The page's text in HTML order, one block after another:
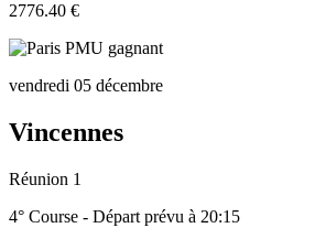
2776.40 €
vendredi 05 décembre
Vincennes
Réunion 1
4° Course - Départ prévu à 20:15